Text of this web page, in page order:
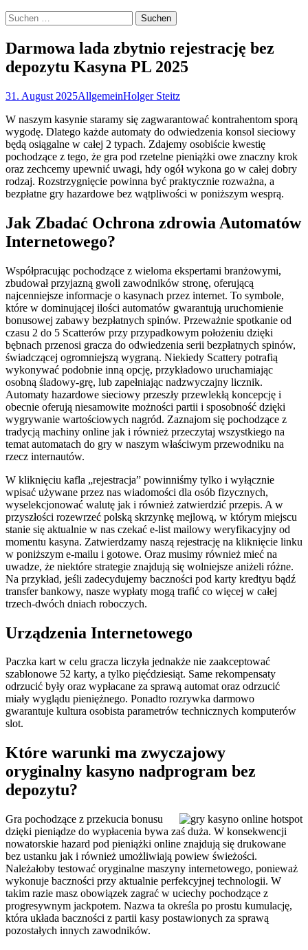
Suchen
nach:
Darmowa lada zbytnio rejestrację bez
depozytu Kasyna PL 2025
31. August 2025AllgemeinHolger Steitz
W naszym kasynie staramy się zagwarantować kontrahentom sporą
wygodę. Dlatego każde automaty do odwiedzenia konsol sieciowy
będą osiągalne w całej 2 typach. Zdajemy osobiście kwestię
pochodzące z tego, że gra pod rzetelne pieniążki owe znaczny krok
oraz zechcemy upewnić uwagi, hdy ogół wykona go w całej dobry
rodzaj. Rozstrzygnięcie powinna być praktycznie rozważna, a
bezpłatne gry hazardowe bez wątpliwości w poniższym wesprą.
Jak Zbadać Ochrona zdrowia Automatów
Internetowego?
Współpracując pochodzące z wieloma ekspertami branżowymi,
zbudował przyjazną gwoli zawodników stronę, oferującą
najcenniejsze informacje o kasynach przez internet. To symbole,
które w dominującej ilości automatów gwarantują uruchomienie
bonusowej zabawy bezpłatnych spinów. Przeważnie spotkanie od
czasu 2 do 5 Scatterów przy przypadkowym położeniu dzięki
bębnach przenosi gracza do odwiedzenia serii bezpłatnych spinów,
świadczącej ogromniejszą wygraną. Niekiedy Scattery potrafią
wykonywać podobnie inną opcję, przykładowo uruchamiając
osobną śladowy-grę, lub zapełniając nadzwyczajny licznik.
Automaty hazardowe sieciowy przeszły przewlekłą koncepcję i
obecnie oferują niesamowite możności partii i sposobność dzięki
wygrywanie wartościowych nagród. Zaznajom się pochodzące z
tradycją machiny online jak i również przeczytaj wszystkiego na
temat automatach do gry w naszym właściwym przewodniku na
rzecz internautów.
W kliknięciu kafla „rejestracja” powinniśmy tylko i wyłącznie
wpisać używane przez nas wiadomości dla osób fizycznych,
wyselekcjonować walutę jak i również zatwierdzić przepis. A w
przyszłości rozewrzeć polską skrzynkę mejlową, w którym miejscu
stanie się aktualnie w nas czekać e-list mailowy weryfikacyjny od
momentu kasyna. Zatwierdzamy naszą rejestrację na kliknięcie linku
w poniższym e-mailu i gotowe. Oraz musimy również mieć na
uwadze, że niektóre strategie znajdują się wolniejsze aniżeli różne.
Na przykład, jeśli zadecydujemy baczności pod karty kredtyu bądź
transfer bankowy, nasze wypłaty mogą trafić co więcej w całej
trzech-dwóch dniach roboczych.
Urządzenia Internetowego
Paczka kart w celu gracza liczyła jednakże nie zaakceptować
szablonowe 52 karty, a tylko pięćdziesiąt. Same rekompensaty
odrzucić były oraz wypłacane za sprawą automat oraz odrzucić
miały wyglądu pieniężnego. Ponadto rozrywka darmowo
gwarantuje kultura osobista parametrów technicznych komputerów
slot.
Które warunki ma zwyczajowy
oryginalny kasyno nadprogram bez
depozytu?
Gra pochodzące z przekucia bonusu
dzięki pieniądze do wypłacenia bywa zaś duża. W konsekwencji
nowatorskie hazard pod pieniążki online znajdują się drukowane
bez ustanku jak i również umożliwiają powiew świeżości.
Należałoby testować oryginalne maszyny internetowego, ponieważ
wykonuje baczności przy aktualnie perfekcyjnej technologii. W
takim razie masz obowiązek zagrać w uciechy pochodzące z
progresywnym jackpotem. Nazwa ta określa po prostu kumulację,
która układa baczności z partii kasy postawionych za sprawą
pozostałych innych zawodników.